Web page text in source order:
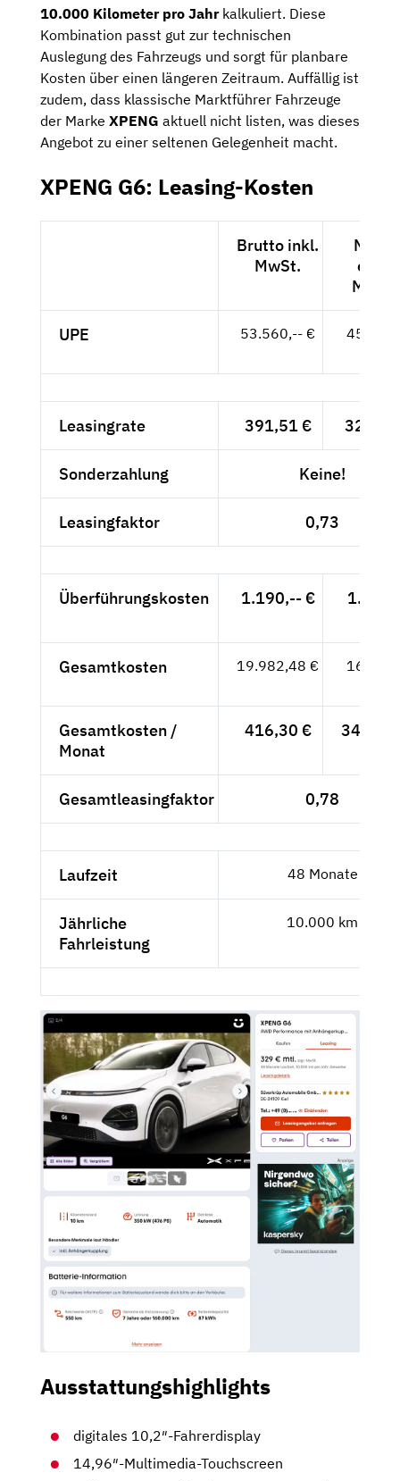
10.000 Kilometer pro Jahrkalkuliert. Diese
Kombination passt gut zur technischen
Auslegung des Fahrzeugs und sorgt für planbare
Kosten über einen längeren Zeitraum. Auffällig ist
zudem, dass klassische Marktführer Fahrzeuge
der Marke XPENG aktuell nicht listen, was dieses
Angebot zu einer seltenen Gelegenheit macht.
XPENG G6: Leasing-Kosten
Brutto inkl.
MwSt.
Netto
exkl.
MwSt.
UPE 53.560,-- €
Leasingrate 391,51 € 329,--
Sonderzahlung Keine!
Leasingfaktor 0,73
Überführungskosten 1.190,-- €
Gesamtkosten 19.982,48 €
Gesamtkosten /
Monat
416,30 € 349,83
Gesamtleasingfaktor 0,78
Laufzeit 48 Monate
Jährliche
Fahrleistung
10.000 km
Ausstattungshighlights
digitales 10,2″-Fahrerdisplay
14,96″-Multimedia-Touchscreen